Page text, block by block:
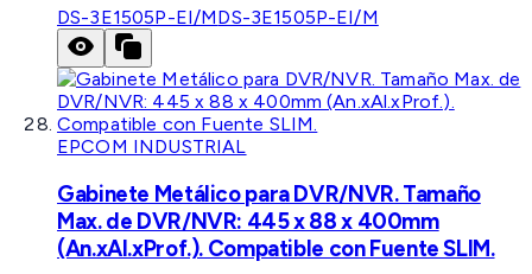
DS-3E1505P-EI/MDS-3E1505P-EI/M
EPCOM INDUSTRIAL
Gabinete Metálico para DVR/NVR. Tamaño
Max. de DVR/NVR: 445 x 88 x 400mm
(An.xAl.xProf.). Compatible con Fuente SLIM.